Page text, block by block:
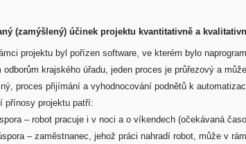
(zamýšlený) účinek projektu kvantitativně a
projektu byl pořízen software, ve kterém bylo
odborům krajského úřadu, jeden proces je průřezový a
proces přijímání a vyhodnocování podnětů k
přínosy projektu patří:
– robot pracuje i v noci a o víkendech (očekávaná
– zaměstnanec, jehož práci nahradí robot, může v